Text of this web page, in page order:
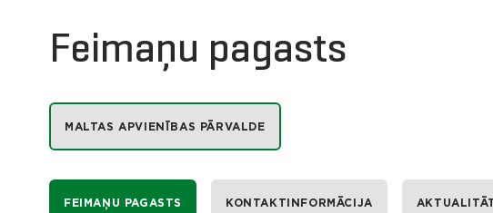
Feimaņu pagasts
MALTAS APVIENĪBAS PĀRVALDE
FEIMAŅU PAGASTS KONTAKTINFORMĀCIJA